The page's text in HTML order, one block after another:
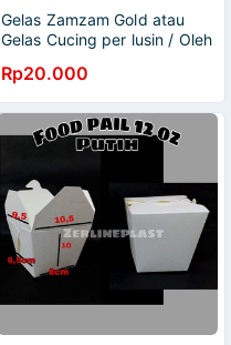
Gelas Zamzam Gold atau
Gelas Cucing per lusin / Oleh
Rp20.000